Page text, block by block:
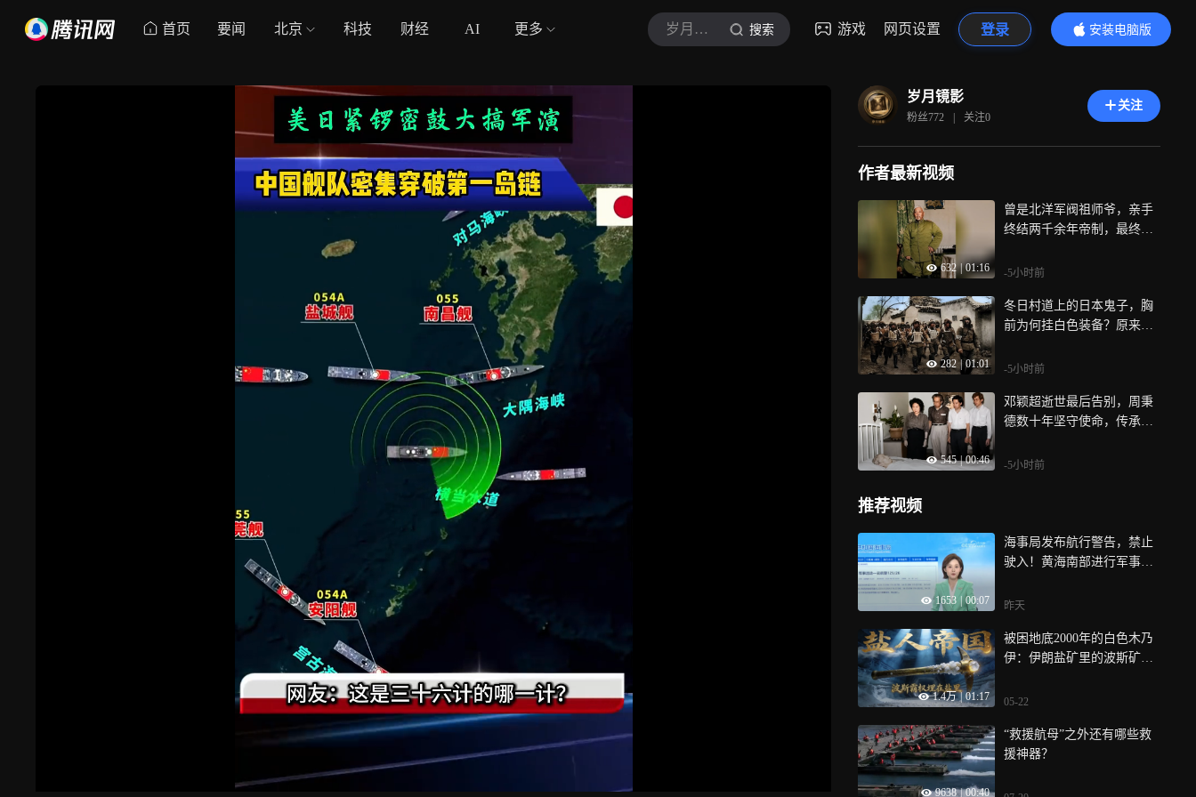
首页 要闻 北京 科技 财经 AI 更多 岁月镜影 搜索 游戏 网页设置 登录
安装电脑版
内容更精彩
岁月镜影
粉丝772 | 关注0
关注
作者最新视频
632 | 01:16
曾是北洋军阀祖师爷，亲手
终结两千余年帝制，最终因
-5小时前
282 | 01:01
冬日村道上的日本鬼子，胸
前为何挂白色装备？原来与
-5小时前
545 | 00:46
邓颖超逝世最后告别，周秉
德数十年坚守使命，传承西
-5小时前
推荐视频
1653 00:07
海事局发布航行警告，禁止
驶入！黄海南部进行军事活
昨天
1.4万 | 01:17
被困地底2000年的白色木乃
伊：伊朗盐矿里的波斯矿
盐铁霸权？
05-22
9638 | 00:40
“救援航母”之外还有哪些救
援神器？